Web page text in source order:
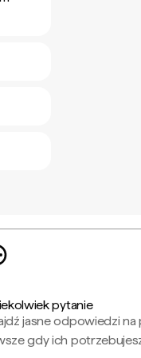
pytanie
jasne odpowiedzi
gdy ich